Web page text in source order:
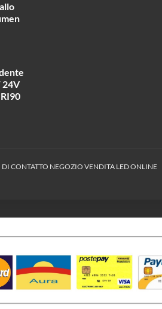
24V
CONTATTO NEGOZIO VENDITA LED ONLINE